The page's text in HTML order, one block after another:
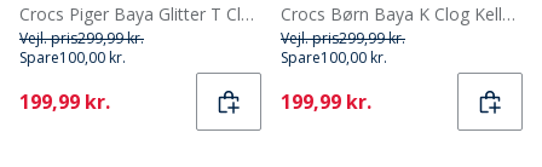
Crocs Piger Baya Glitter T Clogs Dreamscape
Vejl. pris299,99 kr.
Spare100,00 kr.
Current
199,99 kr.
Crocs Børn Baya K Clog Kelly Green
Vejl. pris299,99 kr.
Spare100,00 kr.
Current
199,99 kr.